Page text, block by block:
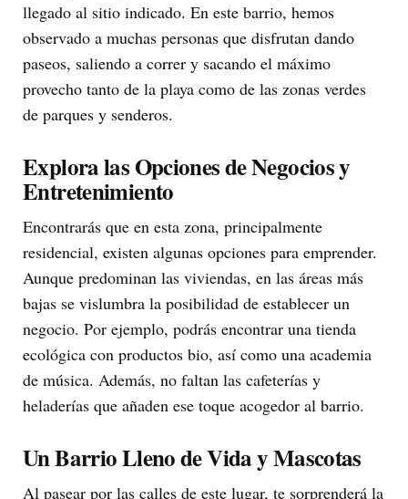
llegado al sitio indicado. En este barrio, hemos
observado a muchas personas que disfrutan dando
paseos, saliendo a correr y sacando el máximo
provecho tanto de la playa como de las zonas verdes
de parques y senderos.
Explora las Opciones de Negocios y
Entretenimiento
Encontrarás que en esta zona, principalmente
residencial, existen algunas opciones para emprender.
Aunque predominan las viviendas, en las áreas más
bajas se vislumbra la posibilidad de establecer un
negocio. Por ejemplo, podrás encontrar una tienda
ecológica con productos bio, así como una academia
de música. Además, no faltan las cafeterías y
heladerías que añaden ese toque acogedor al barrio.
Un Barrio Lleno de Vida y Mascotas
Al pasear por las calles de este lugar, te sorprenderá la